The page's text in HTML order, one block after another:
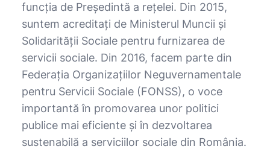
funcția de Președintă a rețelei. Din 2015,
suntem acreditați de Ministerul Muncii și
Solidarității Sociale pentru furnizarea de
servicii sociale. Din 2016, facem parte din
Federația Organizațiilor Neguvernamentale
pentru Servicii Sociale (FONSS), o voce
importantă în promovarea unor politici
publice mai eficiente și în dezvoltarea
sustenabilă a serviciilor sociale din România.